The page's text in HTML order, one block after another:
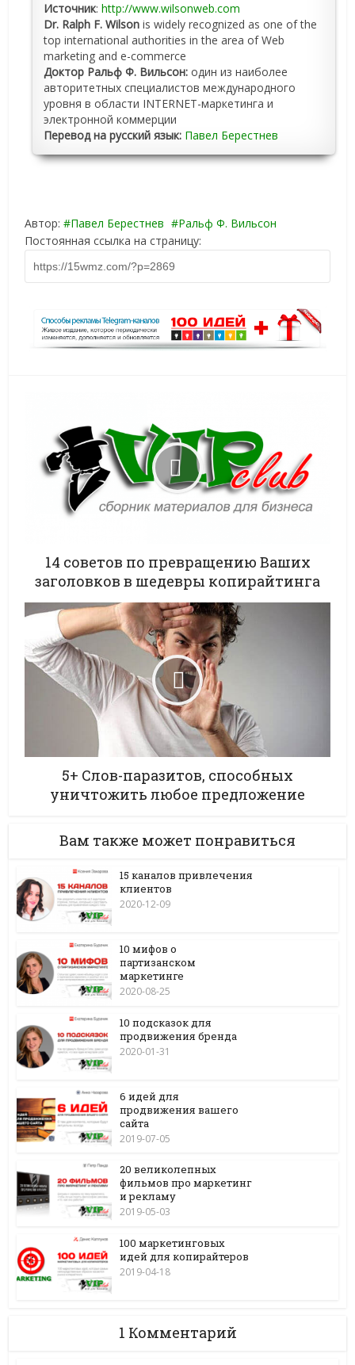
Источник:http://www.wilsonweb.com
Dr. Ralph F. Wilson is widely recognized as one of the
top international authorities in the area of Web
marketing and e-commerce
Доктор Ральф Ф. Вильсон: один из наиболее
авторитетных специалистов международного
уровня в области INTERNET-маркетинга и
электронной коммерции
Перевод на русский язык: Павел Берестнев
Автор: Павел Берестнев
Ральф Ф. Вильсон
Постоянная ссылка на страницу:
14 советов по превращению Ваших
заголовков в шедевры копирайтинга
5+ Слов-паразитов, способных
уничтожить любое предложение
Вам также может понравиться
15 каналов привлечения
клиентов
2020-12-09
10 мифов о
партизанском
маркетинге
2020-08-25
10 подсказок для
продвижения бренда
2020-01-31
6 идей для
продвижения вашего
сайта
2019-07-05
20 великолепных
фильмов про маркетинг
и рекламу
2019-05-03
100 маркетинговых
идей для копирайтеров
2019-04-18
1 Комментарий